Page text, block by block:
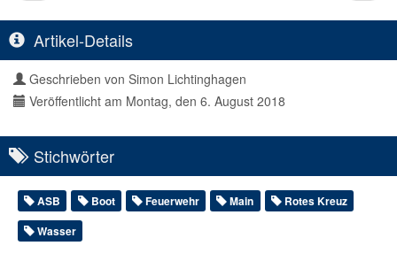
Artikel-Details
Geschrieben von Simon Lichtinghagen
Veröffentlicht am Montag, den 6. August 2018
Stichwörter
ASB Boot Feuerwehr Main
Rotes Kreuz
Wasser